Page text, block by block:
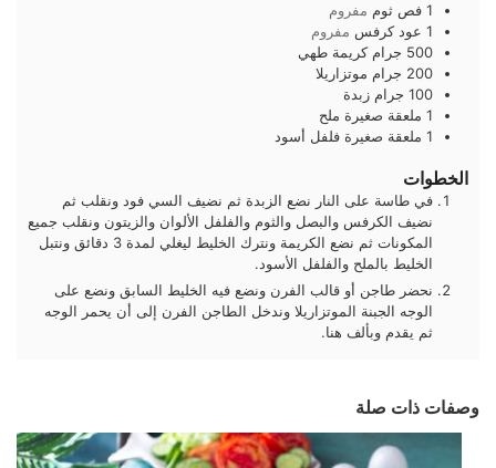
1 فص ثوم مفروم
1 عود كرفس مفروم
500 جرام كريمة طهي
200 جرام موتزاريلا
100 جرام زبدة
1 ملعقة صغيرة ملح
1 ملعقة صغيرة فلفل أسود
الخطوات
في طاسة على النار نضع الزبدة ثم نضيف السي فود ونقلب ثم
نضيف الكرفس والبصل والثوم والفلفل الألوان والزيتون ونقلب جميع
المكونات ثم نضع الكريمة ونترك الخليط ليغلي لمدة 3 دقائق ونتبل
الخليط بالملح والفلفل الأسود.
نحضر طاجن أو قالب الفرن ونضع فيه الخليط السابق ونضع على
الوجه الجبنة الموتزاريلا وندخل الطاجن الفرن إلى أن يحمر الوجه
ثم يقدم وبألف هنا.
وصفات ذات صلة